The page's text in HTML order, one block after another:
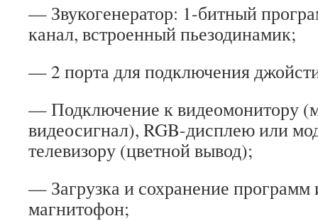
— Звукогенератор: 1-битный
канал, встроенный пьезодинамик;
— 2 порта для подключения
— Подключение к видеомонитору
видеосигнал), RGB-дисплею или
телевизору (цветной вывод);
— Загрузка и сохранение
магнитофон;